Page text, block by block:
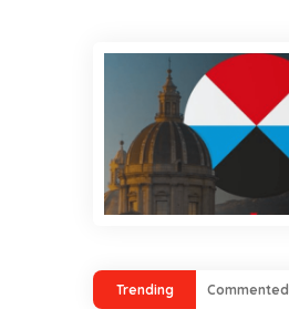
Trending Commented